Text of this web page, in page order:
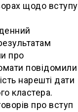
щодо вступу
про
повідомили
нарешті дати
кластера.
про вступ